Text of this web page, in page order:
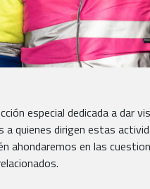
especial dedicada a dar
quienes dirigen estas
ahondaremos en las